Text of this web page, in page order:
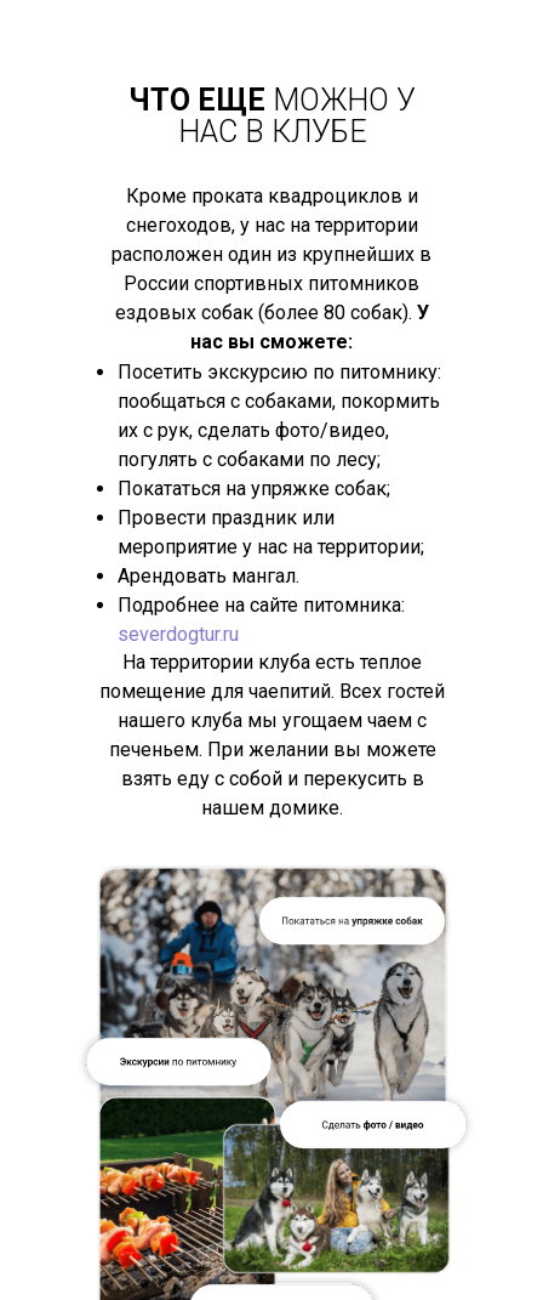
ЧТО ЕЩЕ МОЖНО У
НАС В КЛУБЕ
Кроме проката квадроциклов и
снегоходов, у нас на территории
расположен один из крупнейших в
России спортивных питомников
ездовых собак (более 80 собак). У
нас вы сможете:
Посетить экскурсию по питомнику:
пообщаться с собаками, покормить
их с рук, сделать фото/видео,
погулять с собаками по лесу;
Покататься на упряжке собак;
Провести праздник или
мероприятие у нас на территории;
Арендовать мангал.
Подробнее на сайте питомника:
severdogtur.ru
На территории клуба есть теплое
помещение для чаепитий. Всех гостей
нашего клуба мы угощаем чаем с
печеньем. При желании вы можете
взять еду с собой и перекусить в
нашем домике.